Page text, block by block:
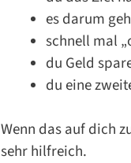
es darum
schnell mal
du Geld
du eine
Wenn das auf dich
sehr hilfreich.